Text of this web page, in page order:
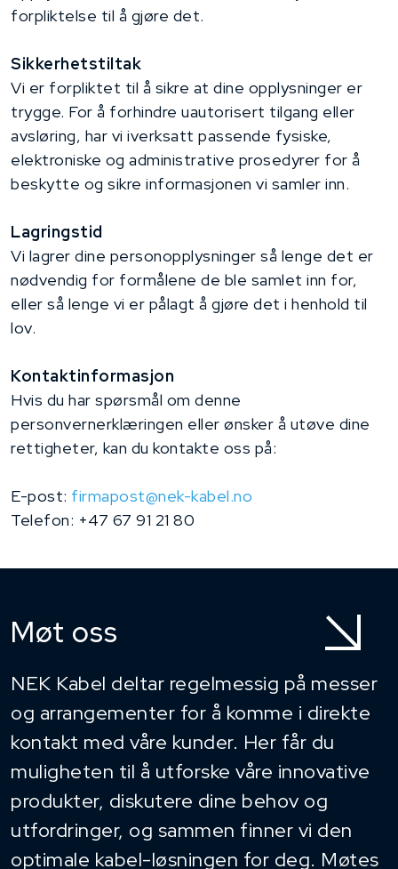
forpliktelse til å gjøre det.
Sikkerhetstiltak
Vi er forpliktet til å sikre at dine opplysninger er
trygge. For å forhindre uautorisert tilgang eller
avsløring, har vi iverksatt passende fysiske,
elektroniske og administrative prosedyrer for å
beskytte og sikre informasjonen vi samler inn.
Lagringstid
Vi lagrer dine personopplysninger så lenge det er
nødvendig for formålene de ble samlet inn for,
eller så lenge vi er pålagt å gjøre det i henhold til
lov.
Kontaktinformasjon
Hvis du har spørsmål om denne
personvernerklæringen eller ønsker å utøve dine
rettigheter, kan du kontakte oss på:
E-post: firmapost@nek-kabel.no
Telefon: +47 67 91 21 80
Møt oss
NEK Kabel deltar regelmessig på messer
og arrangementer for å komme i direkte
kontakt med våre kunder. Her får du
muligheten til å utforske våre innovative
produkter, diskutere dine behov og
utfordringer, og sammen finner vi den
optimale kabel-løsningen for deg. Møtes